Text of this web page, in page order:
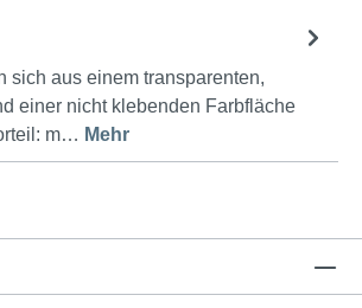
sich aus einem transparenten,
einer nicht klebenden Farbfläche
m… Mehr